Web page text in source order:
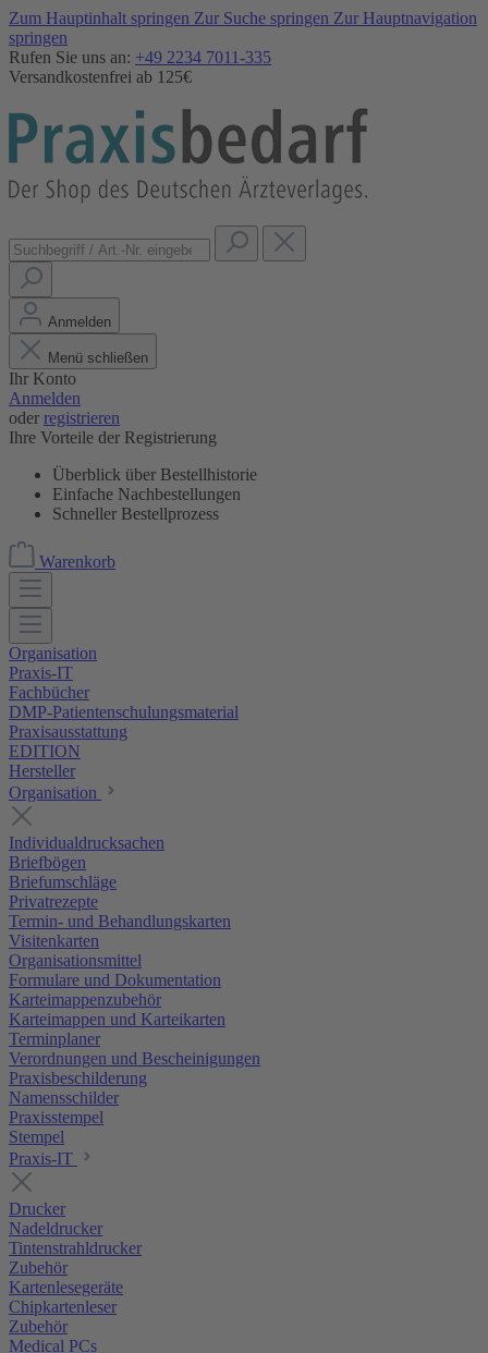
Zum Hauptinhalt springen Zur Suche springen Zur Hauptnavigation
springen
Rufen Sie uns an: +49 2234 7011-335
Versandkostenfrei ab 125€
Anmelden
Menü schließen
Ihr Konto
Anmelden
oder registrieren
Ihre Vorteile der Registrierung
Überblick über Bestellhistorie
Einfache Nachbestellungen
Schneller Bestellprozess
Warenkorb
Organisation
Praxis-IT
Fachbücher
DMP-Patientenschulungsmaterial
Praxisausstattung
EDITION
Hersteller
Organisation
Individualdrucksachen
Briefbögen
Briefumschläge
Privatrezepte
Termin- und Behandlungskarten
Visitenkarten
Organisationsmittel
Formulare und Dokumentation
Karteimappenzubehör
Karteimappen und Karteikarten
Terminplaner
Verordnungen und Bescheinigungen
Praxisbeschilderung
Namensschilder
Praxisstempel
Stempel
Praxis-IT
Drucker
Nadeldrucker
Tintenstrahldrucker
Zubehör
Kartenlesegeräte
Chipkartenleser
Zubehör
Medical PCs